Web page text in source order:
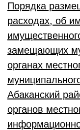
Порядка
расходах, об
замещающих
органах
Абаканский
органов